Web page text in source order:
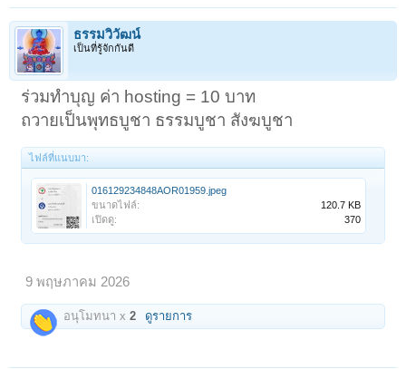
ธรรมวิวัฒน์
เป็นที่รู้จักกันดี
ร่วมทำบุญ ค่า hosting = 10 บาท
ถวายเป็นพุทธบูชา ธรรมบูชา สังฆบูชา
ไฟล์ที่แนบมา:
016129234848AOR01959.jpeg
ขนาดไฟล์:
120.7 KB
เปิดดู:
370
9 พฤษภาคม 2026
อนุโมทนา x2 ดูรายการ